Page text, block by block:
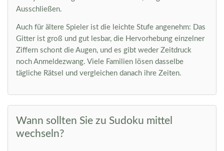
Ausschließen.
Auch für ältere Spieler ist die leichte Stufe angenehm: Das
Gitter ist groß und gut lesbar, die Hervorhebung einzelner
Ziffern schont die Augen, und es gibt weder Zeitdruck
noch Anmeldezwang. Viele Familien lösen dasselbe
tägliche Rätsel und vergleichen danach ihre Zeiten.
Wann sollten Sie zu Sudoku mittel
wechseln?